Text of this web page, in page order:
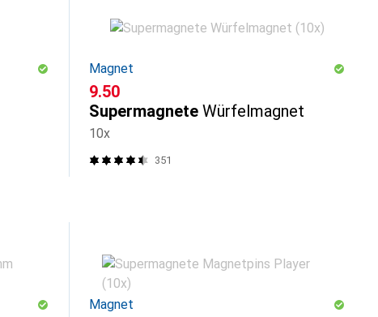
Magnet
CHF
9.50
Supermagnete Würfelmagnet
10x
351
Magnet